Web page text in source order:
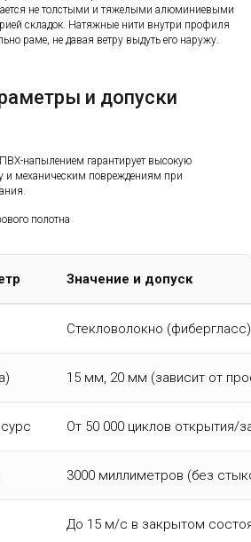
не толстыми и тяжелыми алюминиевыми
складок. Натяжные нити внутри профиля
раме, не давая ветру выдуть его наружу.
и допуски
напылением гарантирует высокую
и механическим повреждениям при
полотна
Значение и допуск
Стекловолокно
15 мм, 20 мм (зависит от
От 50 000 циклов открытия/
3000 миллиметров (без
До 15 м/с в закрытом